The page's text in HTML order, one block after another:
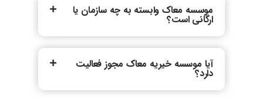
موسسه معاک وابسته به چه سازمان یا
ارگانی است؟
آیا موسسه خیریه معاک مجوز فعالیت
دارد؟